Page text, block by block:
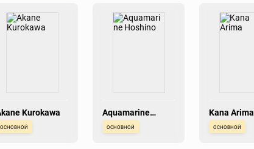
Kurokawa
основной
Aquamarine
Hoshino
основной
Kana Arima
основной